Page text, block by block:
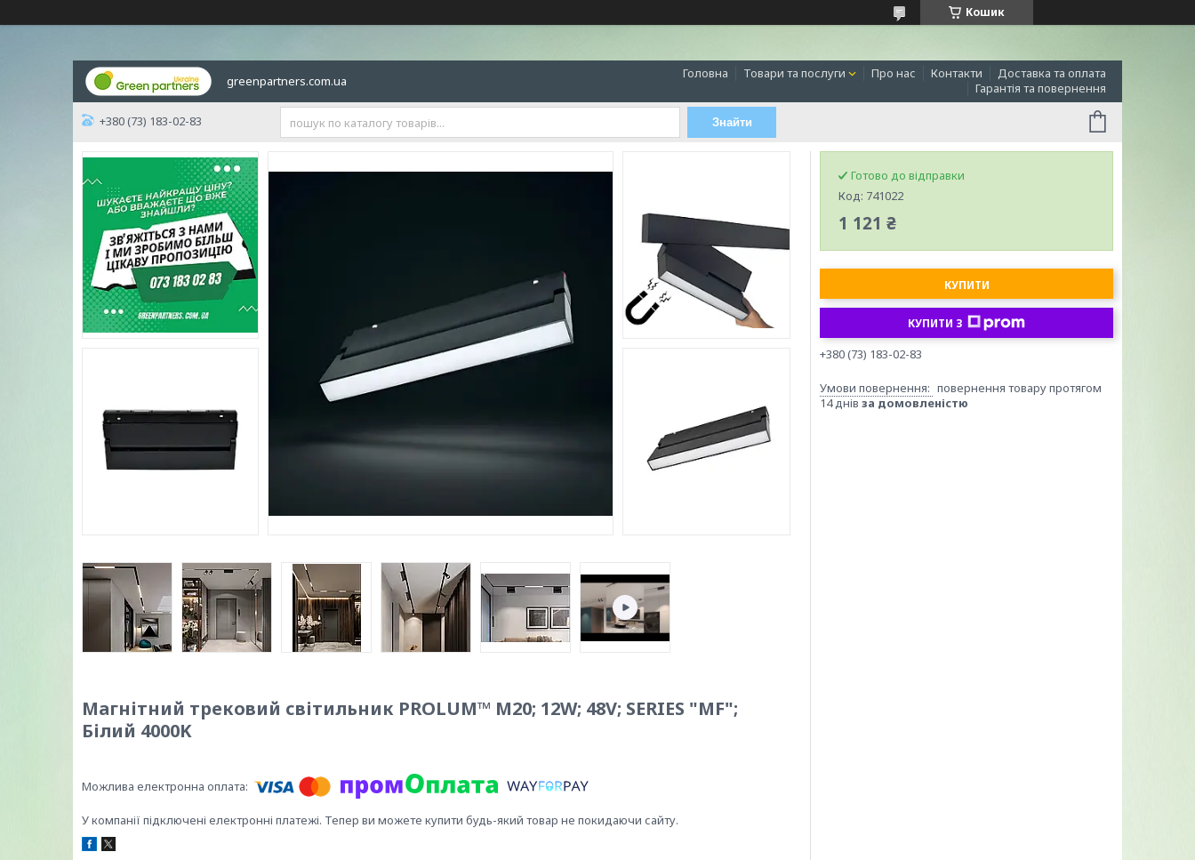
Кошик
greenpartners.com.ua Головна Товари та послуги Про нас Контакти
Доставка та оплата
Гарантія та повернення
+380 (73) 183-02-83 Знайти
Магнітний трековий світильник PROLUM™ M20; 12W; 48V; SERIES "MF";
Білий 4000K
У компанії підключені електронні платежі. Тепер ви можете купити будь-який товар не покидаючи сайту.
Готово до відправки
Код: 741022
1 121 ₴
КУПИТИ
КУПИТИ З
+380 (73) 183-02-83
повернення товару протягом
14 днів за домовленістю